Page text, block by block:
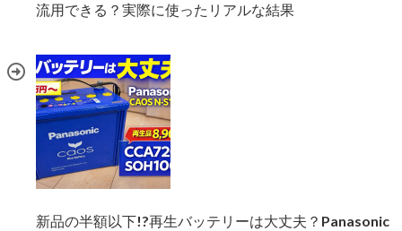
流用できる？実際に使ったリアルな結果
新品の半額以下!?再生バッテリーは大丈夫？Panasonic